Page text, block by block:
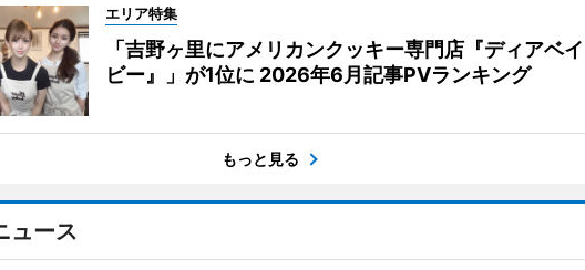
エリア特集
「吉野ヶ里にアメリカンクッキー専門店『ディアベイ
ビー』」が1位に 2026年6月記事PVランキング
もっと見る
ュース